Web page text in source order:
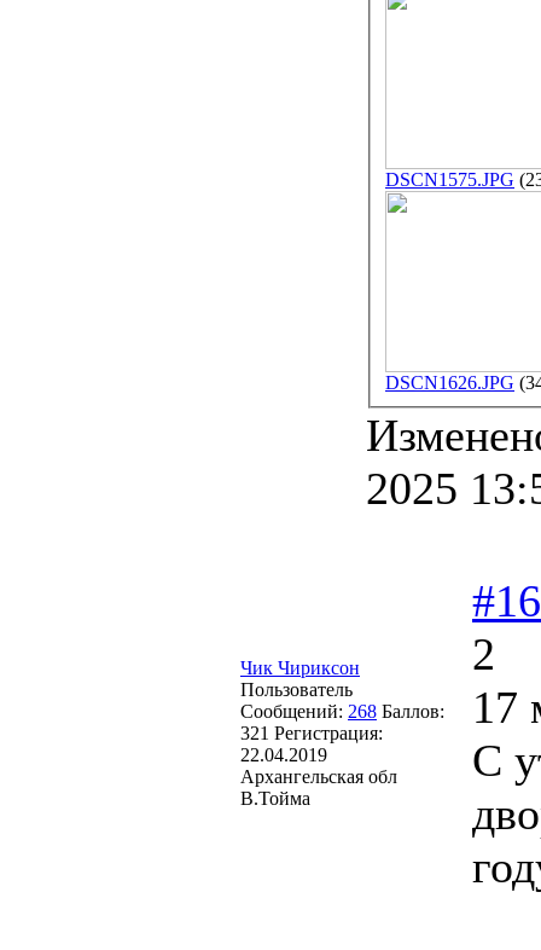
DSCN1575.JPG
DSCN1626.JPG
2025
Чик Чириксон
Пользователь
Сообщений: 268 Баллов:
321 Регистрация:
22.04.2019
Архангельская обл
В.Тойма
2
17
С